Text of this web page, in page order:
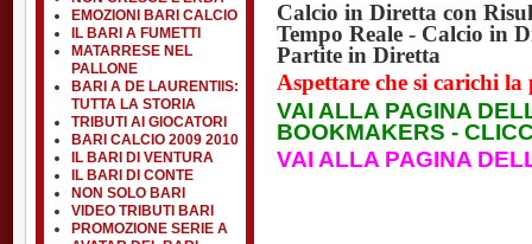
EMOZIONI BARI CALCIO
IL BARI A FUMETTI
MATARRESE NEL
PALLONE
BARI A DE LAURENTIIS:
TUTTA LA STORIA
TRIBUTI AI GIOCATORI
BARI CALCIO 2009 2010
IL BARI DI VENTURA
IL BARI DI CONTE
NON SOLO BARI
VIDEO TRIBUTI BARI
PROMOZIONE SERIE A
Calcio in Diretta con
Tempo Reale - Calcio in
Partite in Diretta
Aspettare che si carichi
VAI ALLA PAGINA
BOOKMAKERS -
VAI ALLA PAGINA